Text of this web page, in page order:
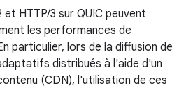
HTTP/3 sur QUIC peuvent
les performances de
particulier, lors de la diffusion de
distribués à l'aide d'un
(CDN), l'utilisation de ces